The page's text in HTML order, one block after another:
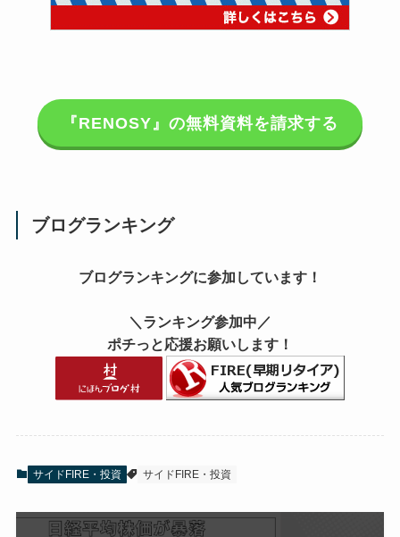
『RENOSY』 の無料資料を請求する
ブログランキング
ブログランキングに参加しています！
＼ランキング参加中／
ポチっと応援お願いします！
サイドFIRE・投資 サイドFIRE・投資